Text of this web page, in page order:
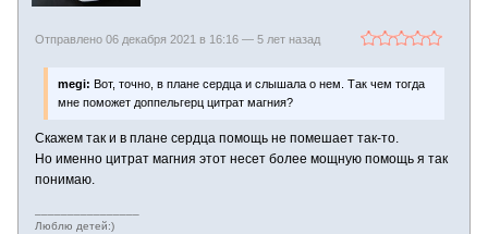
Отправлено 06 декабря 2021 в 16:16 — 5 лет назад
megi: Вот, точно, в плане сердца и слышала о нем. Так чем тогда
мне поможет доппельгерц цитрат магния?
Скажем так и в плане сердца помощь не помешает так-то.
Но именно цитрат магния этот несет более мощную помощь я так
понимаю.
Люблю детей:)